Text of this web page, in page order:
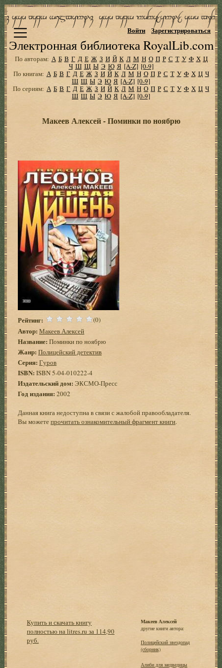
Электронная библиотека RoyalLib.com
Войти Зарегистрироваться
По авторам: А Б В Г Д Е Ж З И Й К Л М Н О П Р С Т У Ф Х Ц
Ч Ш Щ Ы Э Ю Я [A-Z] [0-9]
По книгам: А Б В Г Д Е Ж З И Й К Л М Н О П Р С Т У Ф Х Ц Ч
Ш Щ Ы Э Ю Я [A-Z] [0-9]
По сериям: А Б В Г Д Е Ж З И Й К Л М Н О П Р С Т У Ф Х Ц Ч
Ш Щ Ы Э Ю Я [A-Z] [0-9]
Макеев Алексей - Поминки по ноябрю
Рейтинг: (0)
Автор: Макеев Алексей
Название: Поминки по ноябрю
Жанр: Полицейский детектив
Серия: Гуров
ISBN: ISBN 5-04-010222-4
Издательский дом: ЭКСМО-Пресс
Год издания: 2002
Данная книга недоступна в связи с жалобой правообладателя.
Вы можетепрочитать ознакомительный фрагмент книги.
Купить и скачать книгу
полностью на litres.ru за 114,90
руб.
Макеев Алексей
другие книги автора:
Полицейский звездопад
(сборник)
Алиби для медведицы